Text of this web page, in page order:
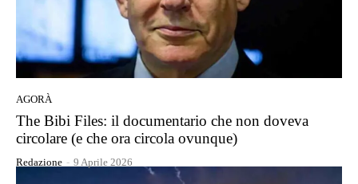
AGORÀ
The Bibi Files: il documentario che non doveva
circolare (e che ora circola ovunque)
Redazione - 9 Aprile 2026